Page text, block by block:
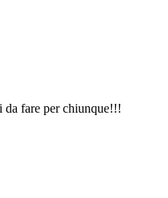
da fare per chiunque!!!